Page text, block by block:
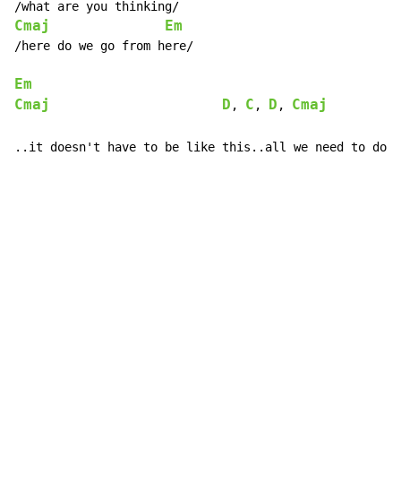
Cmaj Em
/here do we go from here/
Em
Cmaj
D , C , D , Cmaj
..it doesn't have to be like this..all we need to